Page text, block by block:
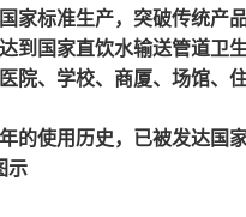
家标准生产，突破传统产
到国家直饮水输送管道卫
院、学校、商厦、场馆、
的使用历史，已被发达国